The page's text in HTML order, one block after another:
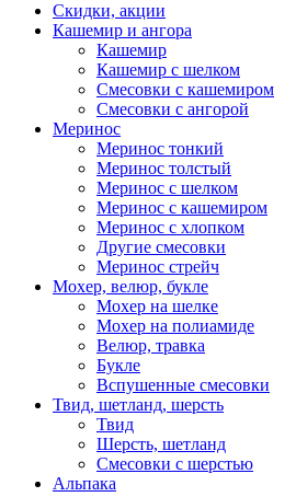
Скидки, акции
Кашемир и ангора
Кашемир
Кашемир с шелком
Смесовки с кашемиром
Смесовки с ангорой
Меринос
Меринос тонкий
Меринос толстый
Меринос с шелком
Меринос с кашемиром
Меринос с хлопком
Другие смесовки
Меринос стрейч
Мохер, велюр, букле
Мохер на шелке
Мохер на полиамиде
Велюр, травка
Букле
Вспушенные смесовки
Твид, шетланд, шерсть
Твид
Шерсть, шетланд
Смесовки с шерстью
Альпака